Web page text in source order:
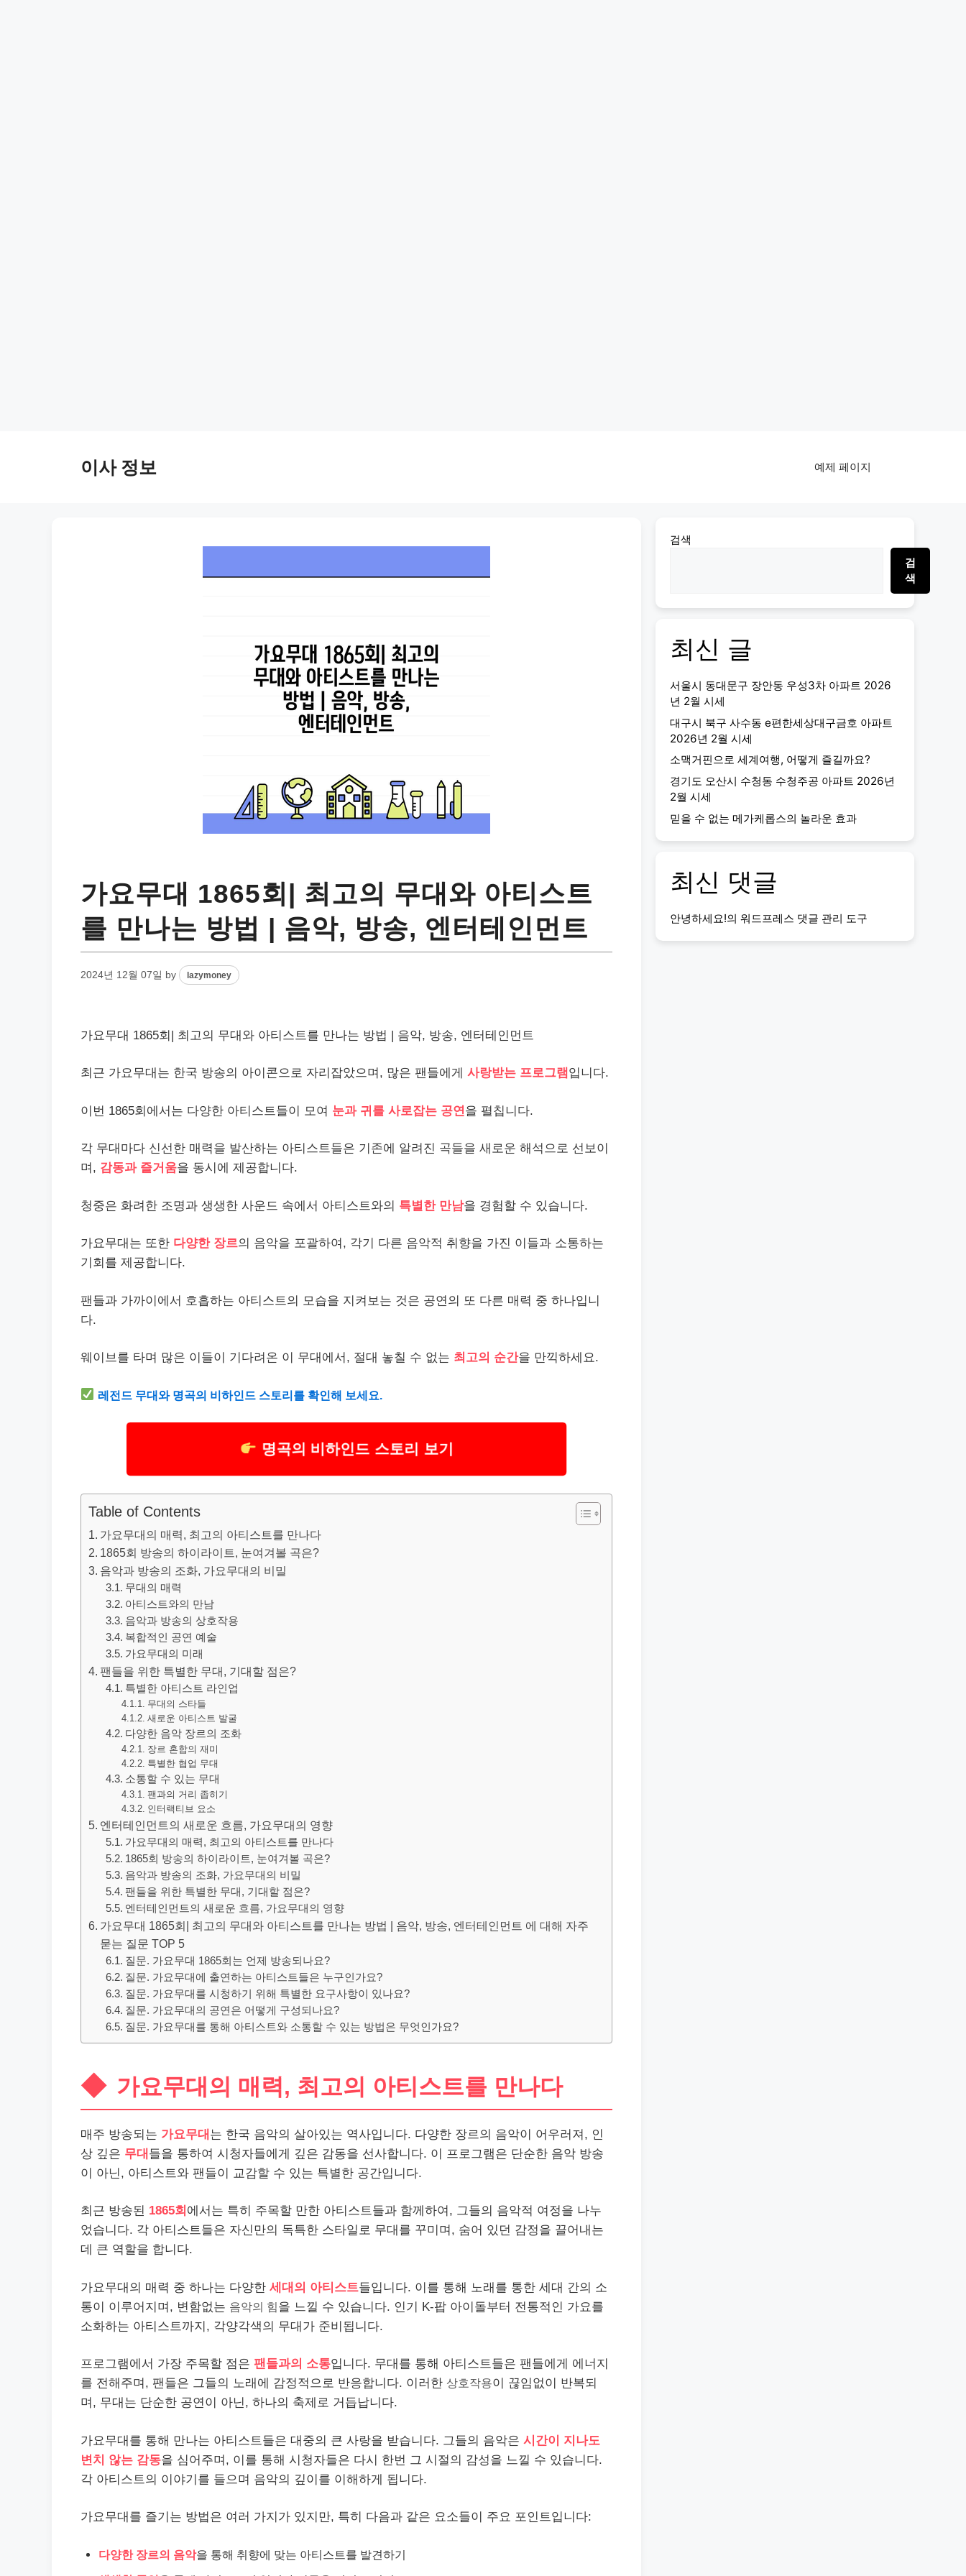
이사 정보 예제 페이지
가요무대 1865회| 최고의 무대와 아티스트
를 만나는 방법 | 음악, 방송, 엔터테인먼트
2024년 12월 07일 by lazymoney
가요무대 1865회| 최고의 무대와 아티스트를 만나는 방법 | 음악, 방송, 엔터테인먼트
최근 가요무대는 한국 방송의 아이콘으로 자리잡았으며, 많은 팬들에게 사랑받는 프로그램 입니다.
이번 1865회에서는 다양한 아티스트들이 모여 눈과 귀를 사로잡는 공연 을 펼칩니다.
각 무대마다 신선한 매력을 발산하는 아티스트들은 기존에 알려진 곡들을 새로운 해석으로 선보이
며, 감동과 즐거움을 동시에 제공합니다.
청중은 화려한 조명과 생생한 사운드 속에서 아티스트와의 특별한 만남을 경험할 수 있습니다.
가요무대는 또한 다양한 장르의 음악을 포괄하여, 각기 다른 음악적 취향을 가진 이들과 소통하는
기회를 제공합니다.
팬들과 가까이에서 호흡하는 아티스트의 모습을 지켜보는 것은 공연의 또 다른 매력 중 하나입니
다.
웨이브를 타며 많은 이들이 기다려온 이 무대에서, 절대 놓칠 수 없는 최고의 순간을 만끽하세요.
레전드 무대와 명곡의 비하인드 스토리를 확인해 보세요.
명곡의 비하인드 스토리 보기
Table of Contents
가요무대의 매력, 최고의 아티스트를 만나다
1865회 방송의 하이라이트, 눈여겨볼 곡은?
음악과 방송의 조화, 가요무대의 비밀
무대의 매력
아티스트와의 만남
음악과 방송의 상호작용
복합적인 공연 예술
가요무대의 미래
팬들을 위한 특별한 무대, 기대할 점은?
특별한 아티스트 라인업
무대의 스타들
새로운 아티스트 발굴
다양한 음악 장르의 조화
장르 혼합의 재미
특별한 협업 무대
소통할 수 있는 무대
팬과의 거리 좁히기
인터랙티브 요소
엔터테인먼트의 새로운 흐름, 가요무대의 영향
가요무대의 매력, 최고의 아티스트를 만나다
1865회 방송의 하이라이트, 눈여겨볼 곡은?
음악과 방송의 조화, 가요무대의 비밀
팬들을 위한 특별한 무대, 기대할 점은?
엔터테인먼트의 새로운 흐름, 가요무대의 영향
가요무대 1865회| 최고의 무대와 아티스트를 만나는 방법 | 음악, 방송, 엔터테인먼트 에 대해 자주
묻는 질문 TOP 5
질문. 가요무대 1865회는 언제 방송되나요?
질문. 가요무대에 출연하는 아티스트들은 누구인가요?
질문. 가요무대를 시청하기 위해 특별한 요구사항이 있나요?
질문. 가요무대의 공연은 어떻게 구성되나요?
질문. 가요무대를 통해 아티스트와 소통할 수 있는 방법은 무엇인가요?
가요무대의 매력, 최고의 아티스트를 만나다
매주 방송되는 가요무대 는 한국 음악의 살아있는 역사입니다. 다양한 장르의 음악이 어우러져, 인
상 깊은 무대 들을 통하여 시청자들에게 깊은 감동을 선사합니다. 이 프로그램은 단순한 음악 방송
이 아닌, 아티스트와 팬들이 교감할 수 있는 특별한 공간입니다.
최근 방송된 1865회 에서는 특히 주목할 만한 아티스트들과 함께하여, 그들의 음악적 여정을 나누
었습니다. 각 아티스트들은 자신만의 독특한 스타일로 무대를 꾸미며, 숨어 있던 감정을 끌어내는
데 큰 역할을 합니다.
가요무대의 매력 중 하나는 다양한 세대의 아티스트들입니다. 이를 통해 노래를 통한 세대 간의 소
통이 이루어지며, 변함없는 음악의 힘을 느낄 수 있습니다. 인기 K-팝 아이돌부터 전통적인 가요를
소화하는 아티스트까지, 각양각색의 무대가 준비됩니다.
프로그램에서 가장 주목할 점은 팬들과의 소통입니다. 무대를 통해 아티스트들은 팬들에게 에너지
를 전해주며, 팬들은 그들의 노래에 감정적으로 반응합니다. 이러한 상호작용이 끊임없이 반복되
며, 무대는 단순한 공연이 아닌, 하나의 축제로 거듭납니다.
가요무대를 통해 만나는 아티스트들은 대중의 큰 사랑을 받습니다. 그들의 음악은 시간이 지나도
변치 않는 감동을 심어주며, 이를 통해 시청자들은 다시 한번 그 시절의 감성을 느낄 수 있습니다.
각 아티스트의 이야기를 들으며 음악의 깊이를 이해하게 됩니다.
가요무대를 즐기는 방법은 여러 가지가 있지만, 특히 다음과 같은 요소들이 주요 포인트입니다:
다양한 장르의 음악을 통해 취향에 맞는 아티스트를 발견하기
검색
검
색
최신 글
서울시 동대문구 장안동 우성3차 아파트 2026
년 2월 시세
대구시 북구 사수동 e편한세상대구금호 아파트
2026년 2월 시세
소맥거핀으로 세계여행, 어떻게 즐길까요?
경기도 오산시 수청동 수청주공 아파트 2026년
2월 시세
믿을 수 없는 메가케롭스의 놀라운 효과
최신 댓글
안녕하세요!의 워드프레스 댓글 관리 도구